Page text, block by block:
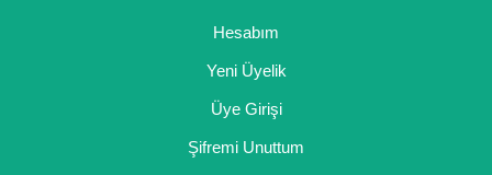
Hesabım
Yeni Üyelik
Üye Girişi
Şifremi Unuttum